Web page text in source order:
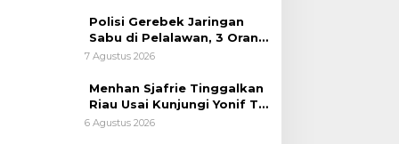
Polisi Gerebek Jaringan
Sabu di Pelalawan, 3 Orang
Ditangkap
7 Agustus 2026
Menhan Sjafrie Tinggalkan
Riau Usai Kunjungi Yonif TP
di Wilayah Kodam
6 Agustus 2026